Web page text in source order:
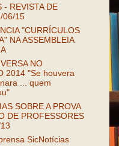
- REVISTA DE
06/15
"CURRÍCULOS
NA ASSEMBLEIA
NO
2014 "Se houvera
... quem
SOBRE A PROVA
DE PROFESSORES
SicNotícias